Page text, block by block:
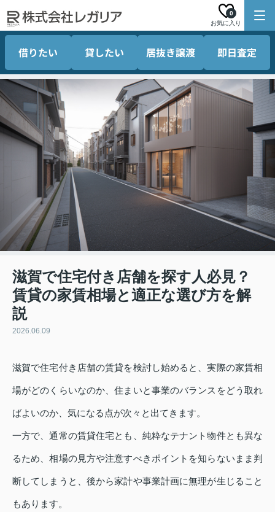
お気に入り
0
借りたい 貸したい 居抜き譲渡 即日査定
滋賀で住宅付き店舗を探す人必見？
賃貸の家賃相場と適正な選び方を解
説
2026.06.09
滋賀で住宅付き店舗の賃貸を検討し始めると、実際の家賃相
場がどのくらいなのか、住まいと事業のバランスをどう取れ
ばよいのか、気になる点が次々と出てきます。
一方で、通常の賃貸住宅とも、純粋なテナント物件とも異な
るため、相場の見方や注意すべきポイントを知らないまま判
断してしまうと、後から家計や事業計画に無理が生じること
もあります。